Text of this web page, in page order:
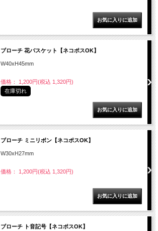
ブローチ 花バスケット【ネコポスOK】
W40xH45mm
価格： 1,200円(税込 1,320円)
在庫切れ
ブローチ ミニリボン【ネコポスOK】
W30xH27mm
価格： 1,200円(税込 1,320円)
ブローチ ト音記号【ネコポスOK】